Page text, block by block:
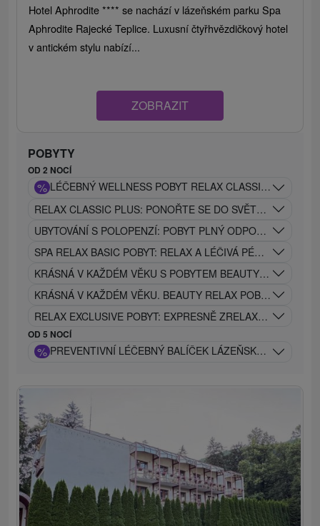
Hotel Aphrodite **** se nachází v lázeňském parku Spa
Aphrodite Rajecké Teplice. Luxusní čtyřhvězdičkový hotel
v antickém stylu nabízí...
ZOBRAZIT
POBYTY
OD 2 NOCÍ
% LÉČEBNÝ WELLNESS POBYT RELAX CLASSIC:
RELAX CLASSIC PLUS: PONOŘTE SE DO SVĚTA RELAXU A
UBYTOVÁNÍ S POLOPENZÍ: POBYT PLNÝ ODPOČINKU,
SPA RELAX BASIC POBYT: RELAX A LÉČIVÁ PÉČE V
KRÁSNÁ V KAŽDÉM VĚKU S POBYTEM BEAUTY CLASSIC
KRÁSNÁ V KAŽDÉM VĚKU. BEAUTY RELAX POBYT
RELAX EXCLUSIVE POBYT: EXPRESNĚ ZRELAXUJE VAŠE
OD 5 NOCÍ
% PREVENTIVNÍ LÉČEBNÝ BALÍČEK LÁZEŇSKÁ PÉČE